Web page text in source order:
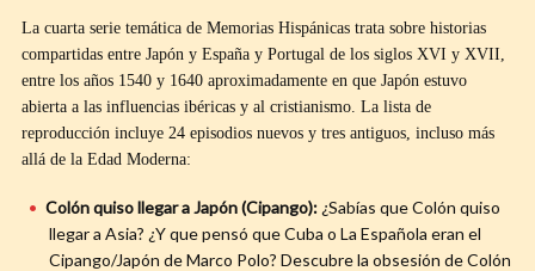
La cuarta serie temática de Memorias Hispánicas trata sobre historias
compartidas entre Japón y España y Portugal de los siglos XVI y XVII,
entre los años 1540 y 1640 aproximadamente en que Japón estuvo
abierta a las influencias ibéricas y al cristianismo. La lista de
reproducción incluye 24 episodios nuevos y tres antiguos, incluso más
allá de la Edad Moderna:
Colón quiso llegar a Japón (Cipango): ¿Sabías que Colón quiso
llegar a Asia? ¿Y que pensó que Cuba o La Española eran el
Cipango/Japón de Marco Polo? Descubre la obsesión de Colón